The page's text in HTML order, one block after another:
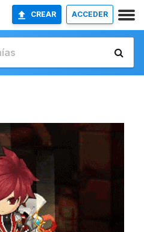
CREAR ACCEDER